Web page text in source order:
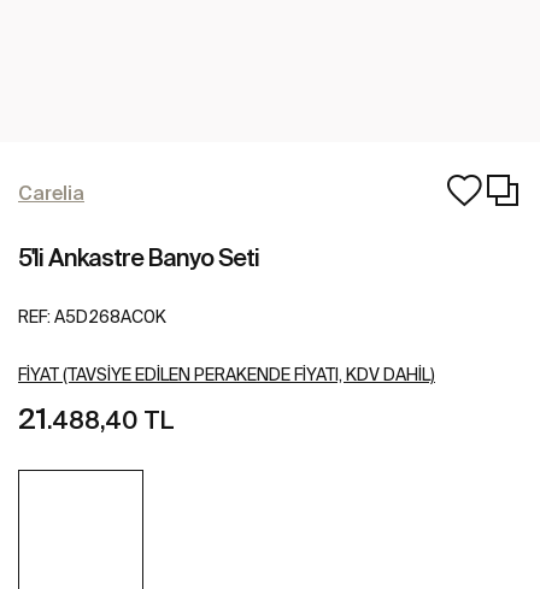
Carelia
5'li Ankastre Banyo Seti
REF: A5D268AC0K
FIYAT (TAVSIYE EDILEN PERAKENDE FIYATI, KDV DAHIL)
21.488,40 TL